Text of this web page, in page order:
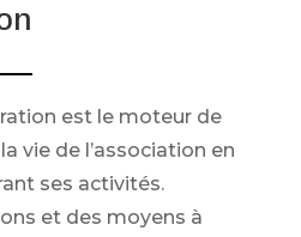
est le moteur de
vie de l’association en
ses activités.
et des moyens à